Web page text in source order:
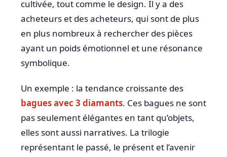
cultivée, tout comme le design. Il y a des
acheteurs et des acheteurs, qui sont de plus
en plus nombreux à rechercher des pièces
ayant un poids émotionnel et une résonance
symbolique.
Un exemple : la tendance croissante des
bagues avec 3 diamants. Ces bagues ne sont
pas seulement élégantes en tant qu’objets,
elles sont aussi narratives. La trilogie
représentant le passé, le présent et l’avenir